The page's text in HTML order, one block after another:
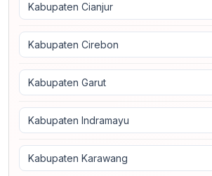
Kabupaten Cianjur
Kabupaten Cirebon
Kabupaten Garut
Kabupaten Indramayu
Kabupaten Karawang